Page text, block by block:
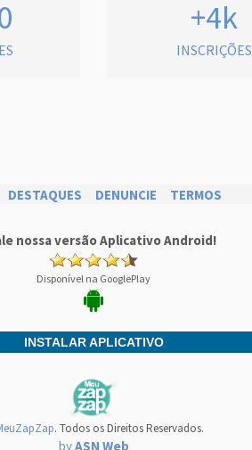
+4k
INSCRIÇÕES
DESTAQUES DENUNCIE TERMOS
nossa versão Aplicativo Android!
Disponível na GooglePlay
INSTALAR APLICATIVO
. Todos os Direitos Reservados.
byASN Web